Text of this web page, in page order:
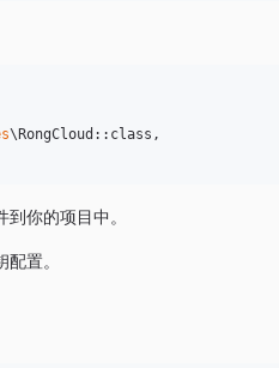
\RongCloud::class,
你的项目中。
置。